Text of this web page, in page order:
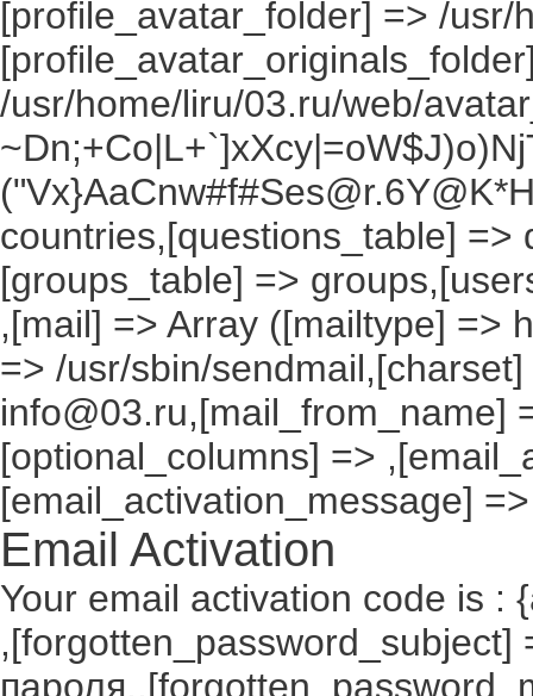
[profile_avatar_folder] => /
/usr/home/liru/03.ru/web/
countries,[questions_table]
[groups_table] =>
,[mail] => Array ([mailtype] =>
=> /usr/sbin/
info@03.ru,[mail_from_name]
[optional_columns] =>
[email_activation_message] =>
Email Activation
Your email activation code is :
,[forgotten_password_subject]